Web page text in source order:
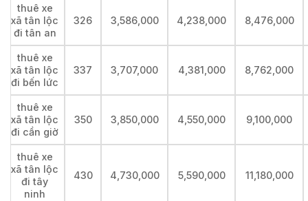
thuê xe
xã tân lộc
đi tân an
326 3,586,000 4,238,000 8,476,000
thuê xe
xã tân lộc
đi bến lức
337 3,707,000 4,381,000 8,762,000
thuê xe
xã tân lộc
đi cần giờ
350 3,850,000 4,550,000 9,100,000
thuê xe
xã tân lộc
đi tây
ninh
430 4,730,000 5,590,000 11,180,000